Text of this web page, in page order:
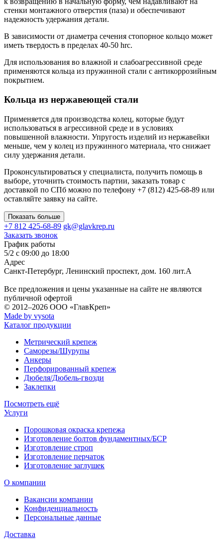
стенки монтажного отверстия (паза) и обеспечивают
надежность удержания детали.
В зависимости от диаметра сечения стопорное кольцо может
иметь твердость в пределах 40-50 hrc.
Для использования во влажной и слабоагрессивной среде
применяются кольца из пружинной стали с антикоррозийным
покрытием.
Кольца из нержавеющей стали
Применяется для производства колец, которые будут
использоваться в агрессивной среде и в условиях
повышенной влажности. Упругость изделий из нержавейки
меньше, чем у колец из пружинного материала, что снижает
силу удержания детали.
Проконсультироваться у специалиста, получить помощь в
выборе, уточнить стоимость партии, заказать товар с
доставкой по СПб можно по телефону +7 (812) 425-68-89 или
оставляйте заявку на сайте.
Показать больше
+7 812 425-68-89 gk@glavkrep.ru
Заказать звонок
График работы
5/2 с 09:00 до 18:00
Адрес
Санкт-Петербург, Ленинский проспект, дом. 160 лит.А
Все предложения и цены указанные на сайте не являются
публичной офертой
© 2012–2026 ООО «ГлавКреп»
Made by vysota
Каталог продукции
Метрический крепеж
Саморезы/Шурупы
Анкеры
Перфорированный крепеж
Дюбеля/Дюбель-гвозди
Заклепки
Посмотреть ещё
Услуги
Порошковая окраска крепежа
Изготовление болтов фундаментных/БСР
Изготовление строп
Изготовление перчаток
Изготовление заглушек
О компании
Вакансии компании
Конфиденциальность
Персональные данные
Доставка